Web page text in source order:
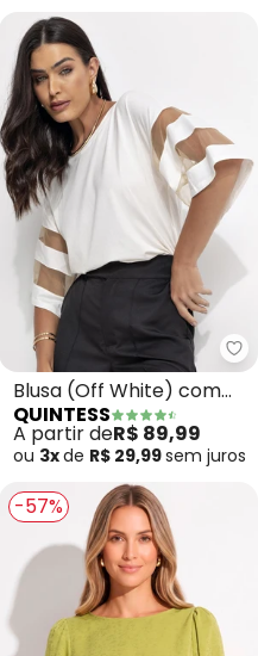
- Blusa (Roxa) com
Blusa (Off White) com
Detalhes em Tule nas
Mangas
QUINTESS
A partir deR$ 89,99
ou 3xde R$ 29,99sem juros
-57%